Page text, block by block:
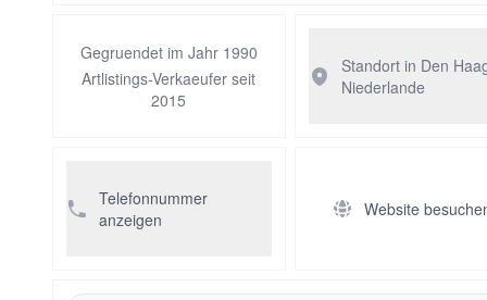
Gegruendet im Jahr 1990
Artlistings-Verkaeufer seit
2015
Standort in Den
Niederlande
Telefonnummer
anzeigen
Website